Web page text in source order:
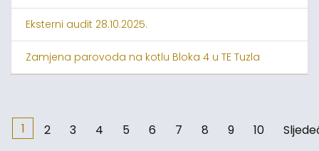
Eksterni audit 28.10.2025.
Zamjena parovoda na kotlu Bloka 4 u TE Tuzla
1 2 3 4 5 6 7 8 9 10